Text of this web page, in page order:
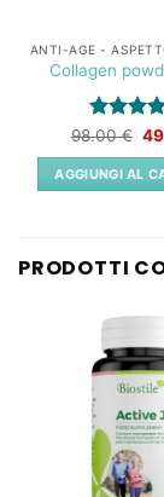
Collagen
Valutato
su 5
98.00€ Il
AGGIUNGI AL
PRODOTTI